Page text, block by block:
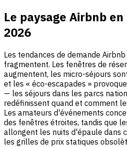
Le paysage Airbnb
2026
Les tendances de demande
fragmentent. Les fenêtres de
augmentent, les micro-séjours
et les « éco-escapades »
— les séjours dans les parcs
redéfinissent quand et comment
Les amateurs d'événements
des fenêtres étroites, tandis que
allongent les nuits d'épaule dans
les grilles de prix statiques